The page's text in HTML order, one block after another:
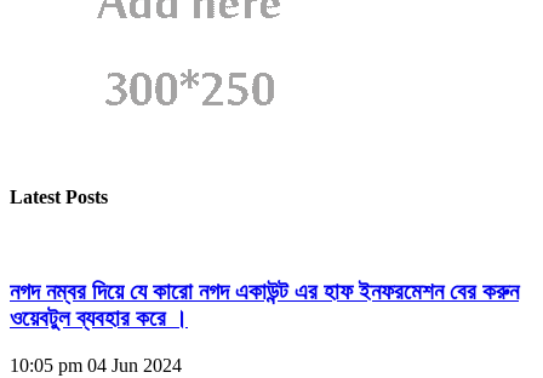
Latest Posts
নগদ নম্বর দিয়ে যে কারো নগদ একাউন্ট এর হাফ ইনফরমেশন বের করুন
ওয়েবটুল ব্যবহার করে ।
10:05 pm 04 Jun 2024